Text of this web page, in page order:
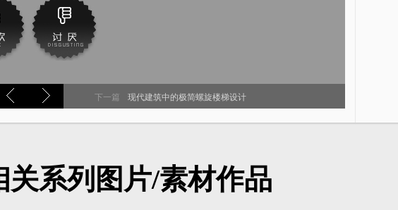
下一篇 现代建筑中的极简螺旋楼梯设计
关系列图片/素材作品